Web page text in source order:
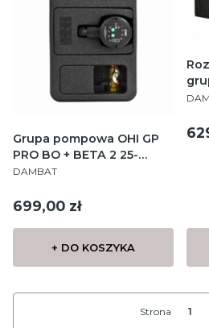
Grupa pompowa OHI GP
PRO BO + BETA 2 25-
60/180
PRODUCENT
DAMBAT
Cena
699,00 zł
+ DO KOSZYKA
Strona